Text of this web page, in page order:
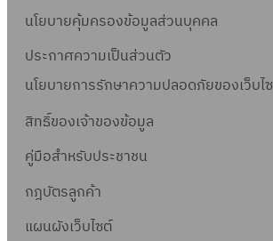
นโยบายคุ้มครองข้อมูลส่วนบุคคล
ประกาศความเป็นส่วนตัว
นโยบายการรักษาความปลอดภัยของเว็บไ
สิทธิ์ของเจ้าของข้อมูล
คู่มือสำหรับประชาชน
กฎบัตรลูกค้า
แผนผังเว็บไซต์